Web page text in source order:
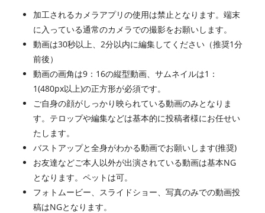
加工されるカメラアプリの使用は禁止となります。端末
に入っている通常のカメラでの撮影をお願いします。
動画は30秒以上、2分以内に編集してください（推奨1分
前後）
動画の画角は9：16の縦型動画、サムネイルは1：
1(480px以上)の正方形が必須です。
ご自身の顔がしっかり映られている動画のみとなりま
す。テロップや編集などは基本的に投稿者様にお任せい
たします。
バストアップと全身がわかる動画でお願いします(推奨)
お友達などご本人以外が出演されている動画は基本NG
となります。ペットは可。
フォトムービー、スライドショー、写真のみでの動画投
稿はNGとなります。